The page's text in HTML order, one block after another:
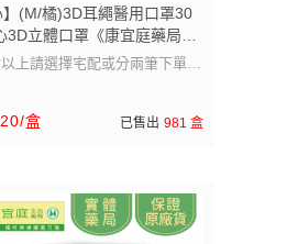
】(M/橘)3D耳繩醫用口罩30
3D立體口罩《康宜庭藥局》
原廠貨》
上請選擇宅配或分兩筆下單唷
可以參考圖片的尺寸~
盒 已售出 981 盒